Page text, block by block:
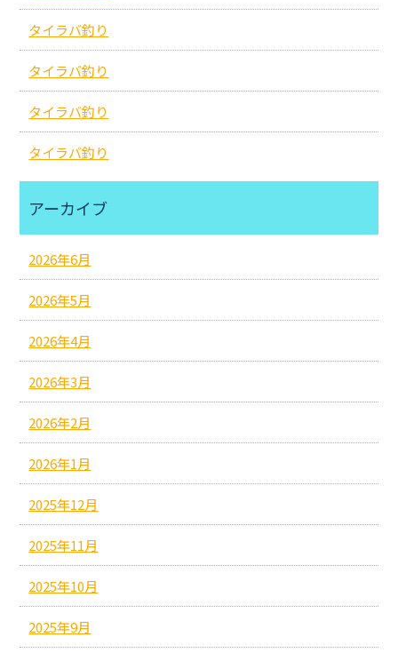
タイラバ釣り
タイラバ釣り
タイラバ釣り
タイラバ釣り
アーカイブ
2026年6月
2026年5月
2026年4月
2026年3月
2026年2月
2026年1月
2025年12月
2025年11月
2025年10月
2025年9月